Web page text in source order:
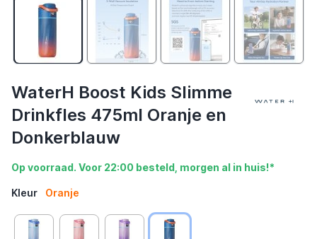
WaterH Boost Kids Slimme
Drinkfles 475ml Oranje en
Donkerblauw
Op voorraad. Voor 22:00 besteld, morgen al in huis!*
Kleur Oranje